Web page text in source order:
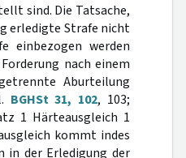
sind. Die Tatsache,
erledigte Strafe nicht
einbezogen werden
nach einem
Aburteilung
BGHSt 31, 102, 103;
1 Härteausgleich 1
kommt indes
in der Erledigung der